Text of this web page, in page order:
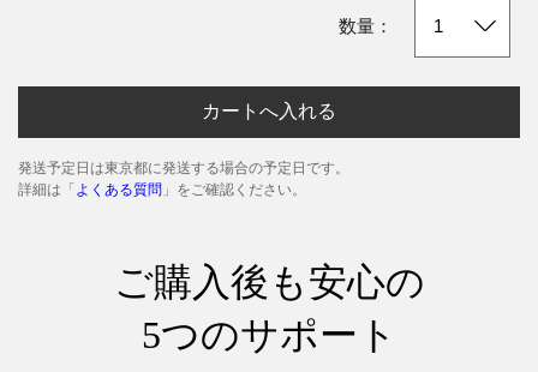
数量：
カートへ入れる
発送予定日は東京都に発送する場合の予定日です。
詳細は「 よくある質問 」をご確認ください。